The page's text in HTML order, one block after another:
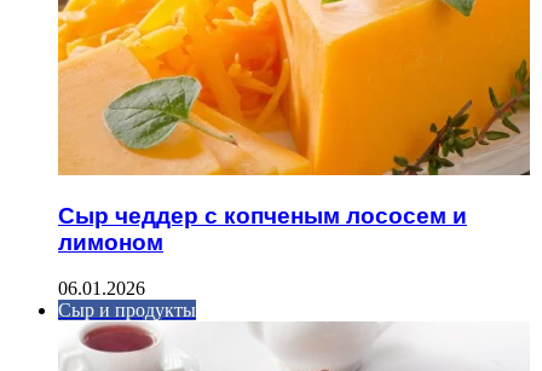
Сыр чеддер с копченым лососем и
лимоном
06.01.2026
Сыр и продукты